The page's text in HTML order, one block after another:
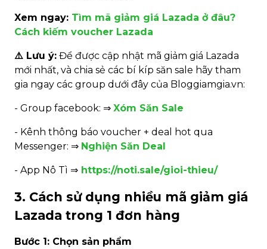
Xem ngay: Tìm mã giảm giá Lazada ở đâu?
Cách kiếm voucher Lazada
⚠️ Lưu ý: Để được cập nhật mã giảm giá Lazada
mới nhất, và chia sẻ các bí kíp săn sale hãy tham
gia ngay các group dưới đây của Bloggiamgia.vn:
- Group facebook: ⇒ Xóm Săn Sale
- Kênh thông báo voucher + deal hot qua
Messenger: ⇒ Nghiện Săn Deal
- App Nô Tì ⇒ https://noti.sale/gioi-thieu/
3. Cách sử dụng nhiều mã giảm giá
Lazada trong 1 đơn hàng
Bước 1: Chọn sản phẩm